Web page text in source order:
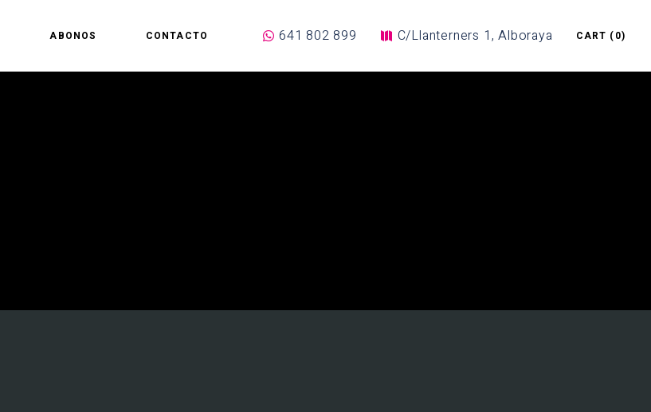
ABONOS CONTACTO 641 802 899 C/Llanterners 1, Alboraya CART (0)